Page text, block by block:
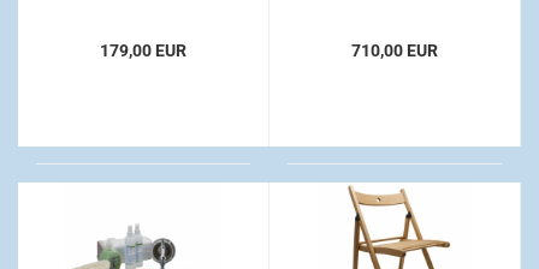
179,00 EUR 710,00 EUR